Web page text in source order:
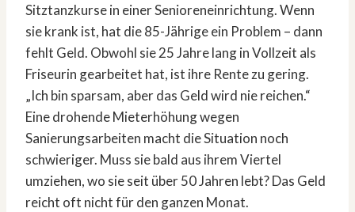
Sitztanzkurse in einer Senioreneinrichtung. Wenn
sie krank ist, hat die 85-Jährige ein Problem – dann
fehlt Geld. Obwohl sie 25 Jahre lang in Vollzeit als
Friseurin gearbeitet hat, ist ihre Rente zu gering.
„Ich bin sparsam, aber das Geld wird nie reichen.“
Eine drohende Mieterhöhung wegen
Sanierungsarbeiten macht die Situation noch
schwieriger. Muss sie bald aus ihrem Viertel
umziehen, wo sie seit über 50 Jahren lebt? Das Geld
reicht oft nicht für den ganzen Monat.